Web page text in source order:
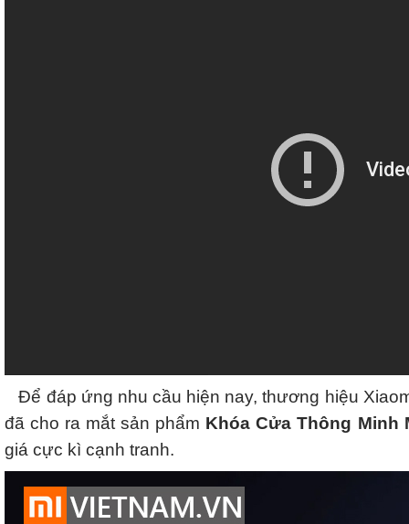
Để đáp ứng nhu cầu hiện nay, thương hiệu
đã cho ra mắt sản phẩm Khóa Cửa Thông Minh
giá cực kì cạnh tranh.